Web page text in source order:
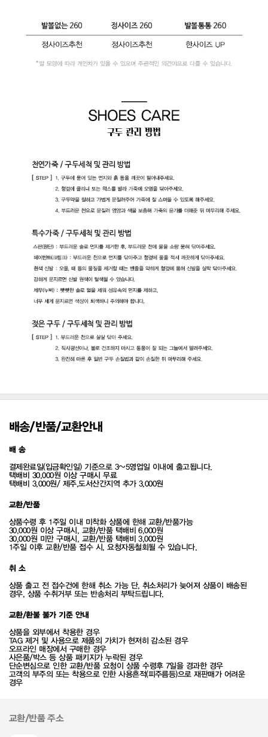
배송/반품/교환안내
배 송
결제완료일(입금확인일) 기준으로 3~5영업일 이내에 출고됩니다.
택배비 30,000원 이상 구매시 무료
택배비 3,000원/ 제주,도서산간지역 추가 3,000원
교환/반품
상품수령 후 1주일 이내 미착화 상품에 한해 교환/반품가능
30,000원 이상 구매시, 교환/반품 택배비 6,000원
30,000원 미만 구매시, 교환/반품 택배비 3,000원
1주일 이후 교환/반품 접수 시, 요청자동철회될 수 있습니다.
취 소
상품 출고 전 접수건에 한해 취소 가능 단, 취소처리가 늦어져 상품이 배송된
경우, 상품 수취거부 또는 반송처리 부탁드립니다.
교환/환불 불가 기준 안내
상품을 외부에서 착용한 경우
TAG 제거 및 사용으로 제품의 가치가 현저히 감소된 경우
오프라인 매장에서 구매한 경우
사은품/박스 등 상품 패키지가 누락된 경우
단순변심으로 인한 교환/반품 요청이 상품 수령후 7일을 경과한 경우
고객의 부주의 또는 착용으로 인한 사용흔적(피주름등)으로 재판매가 어려운
경우
교환/반품 주소